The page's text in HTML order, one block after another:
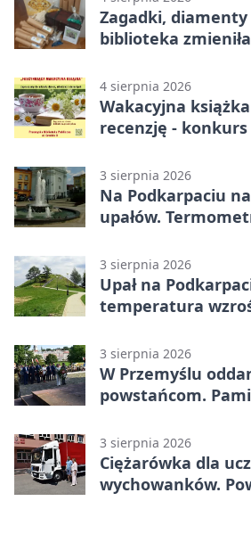
Zagadki,
biblioteka
4 sierpnia 2026
Wakacyjna
recenzję - konkurs
3 sierpnia 2026
Na Podkarpaciu
upałów.
3 sierpnia 2026
Upał na
temperatura
3 sierpnia 2026
W Przemyślu
powstańcom.
3 sierpnia 2026
Ciężarówka dla
wychowanków.